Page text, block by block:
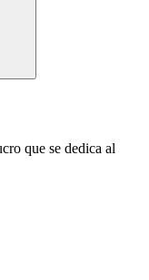
que se dedica al